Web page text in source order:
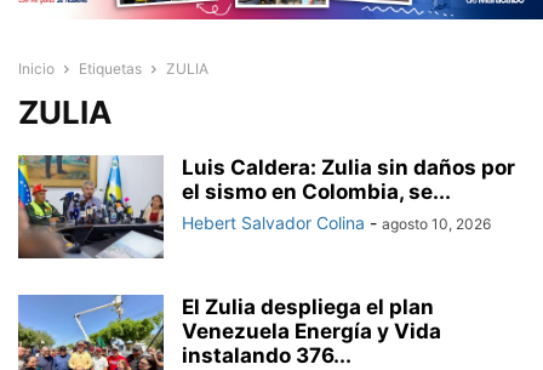
Inicio Etiquetas ZULIA
ZULIA
Luis Caldera: Zulia sin daños por
el sismo en Colombia, se...
Hebert Salvador Colina - agosto 10, 2026
El Zulia despliega el plan
Venezuela Energía y Vida
instalando 376...